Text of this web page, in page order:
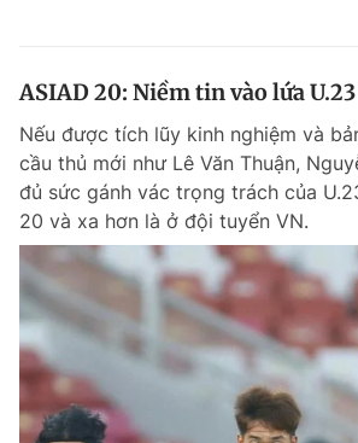
ASIAD 20: Niềm tin vào lứa
Nếu được tích lũy kinh nghiệm và
cầu thủ mới như Lê Văn Thuận,
đủ sức gánh vác trọng trách của
20 và xa hơn là ở đội tuyển VN.